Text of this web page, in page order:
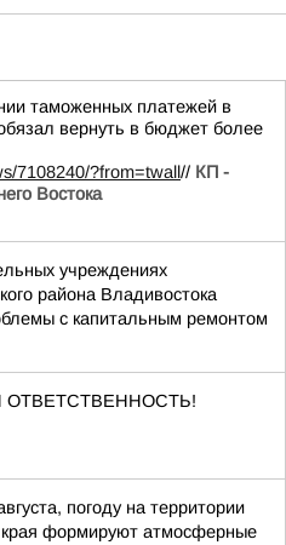
таможенных платежей в
вернуть в бюджет более
7108240/?from=twall// КП -
Востока
учреждениях
района Владивостока
с капитальным ремонтом
ОТВЕТСТВЕННОСТЬ!
погоду на территории
края формируют атмосферные